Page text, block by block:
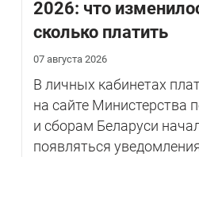
2026: что
сколько платить
07 августа 2026
В личных кабинетах
на сайте Министерства
и сборам Беларуси
появляться